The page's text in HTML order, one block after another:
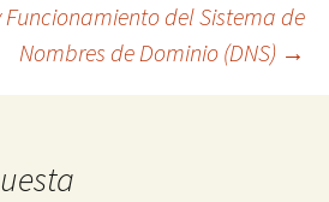
del Sistema de
Nombres de Dominio (DNS) →